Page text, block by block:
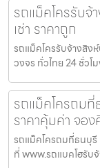
รถแม็คโครรับจ้
เช่า ราคาถูก
รถแม็คโครรับจ้างสิง
วงจร ทั่วไทย 24 ชั่วโ
รถแม็คโครถม
ราคาคุ้มค่า จอ
รถแม็คโครถมที่ธนบุรี
ที่ www.รถแบคโฮรับ